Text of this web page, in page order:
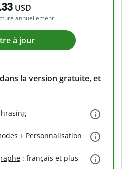
USD
annuellement
à jour
la version gratuite, et
+ Personnalisation
: français et plus